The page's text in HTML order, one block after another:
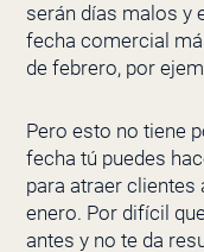
serán días malos y
fecha comercial
de febrero, por
Pero esto no tiene
fecha tú puedes
para atraer clientes
enero. Por difícil
antes y no te da